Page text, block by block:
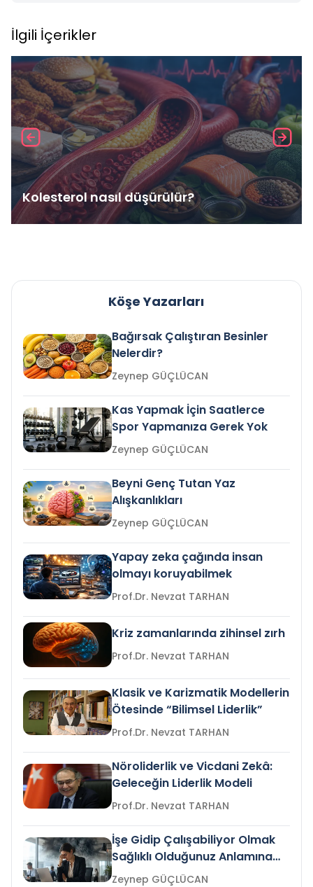
İlgili İçerikler
Kolesterol nasıl düşürülür?
Köşe Yazarları
Bağırsak Çalıştıran Besinler
Nelerdir?
Zeynep GÜÇLÜCAN
Kas Yapmak İçin Saatlerce
Spor Yapmanıza Gerek Yok
Zeynep GÜÇLÜCAN
Beyni Genç Tutan Yaz
Alışkanlıkları
Zeynep GÜÇLÜCAN
Yapay zeka çağında insan
olmayı koruyabilmek
Prof.Dr. Nevzat TARHAN
Kriz zamanlarında zihinsel zırh
Prof.Dr. Nevzat TARHAN
Klasik ve Karizmatik Modellerin
Ötesinde “Bilimsel Liderlik”
Prof.Dr. Nevzat TARHAN
Nöroliderlik ve Vicdani Zekâ:
Geleceğin Liderlik Modeli
Prof.Dr. Nevzat TARHAN
İşe Gidip Çalışabiliyor Olmak
Sağlıklı Olduğunuz Anlamına
Gelir mi?Zeynep GÜÇLÜCAN